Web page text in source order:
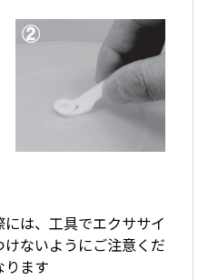
は、工具でエクササイ
ないようにご注意くだ
ります